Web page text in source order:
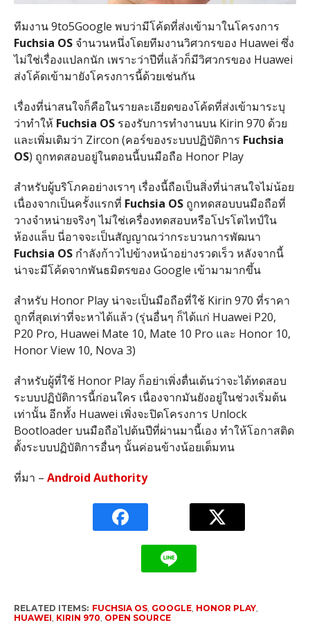
ทีมงาน 9to5Google พบว่ามีโค้ดที่ส่งเข้ามาในโครงการ
Fuchsia OSจำนวนหนึ่งโดยทีมงานวิศวกรของ Huawei ซึ่ง
ไม่ใช่เรื่องแปลกนัก เพราะว่าปีที่แล้วก็มีวิศวกรของ Huawei
ส่งโค้ดเข้ามายังโครงการนี้ด้วยเช่นกัน
เรื่องที่น่าสนใจก็คือในรายละเอียดของโค้ดที่ส่งเข้ามาระบุ
ว่าทำให้ Fuchsia OSรองรับการทำงานบน Kirin 970 ด้วย
และเพิ่มเติมว่า Zircon (คอร์ของระบบปฏิบัติการ Fuchsia
OS) ถูกทดสอบอยู่ในตอนนี้บนมือถือ Honor Play
สำหรับผู้บริโภคอย่างเราๆ เรื่องนี้ถือเป็นสิ่งที่น่าสนใจไม่น้อย
เนื่องจากเป็นครั้งแรกที่ Fuchsia OSถูกทดสอบบนมือถือที่
วางจำหน่ายจริงๆ ไม่ใช่เครื่องทดสอบหรือโปรโตไทป์ใน
ห้องแล็บ นี่อาจจะเป็นสัญญาณว่ากระบวนการพัฒนา
Fuchsia OSกำลังก้าวไปข้างหน้าอย่างรวดเร็ว หลังจากนี้
น่าจะมีโค้ดจากพันธมิตรของ Google เข้ามามากขึ้น
สำหรับ Honor Play น่าจะเป็นมือถือที่ใช้ Kirin 970 ที่ราคา
ถูกที่สุดเท่าที่จะหาได้แล้ว (รุ่นอื่นๆ ก็ได้แก่ Huawei P20,
P20 Pro, Huawei Mate 10, Mate 10 Pro และ Honor 10,
Honor View 10, Nova 3)
สำหรับผู้ที่ใช้ Honor Play ก็อย่าเพิ่งตื่นเต้นว่าจะได้ทดสอบ
ระบบปฏิบัติการนี้ก่อนใคร เนื่องจากมันยังอยู่ในช่วงเริ่มต้น
เท่านั้น อีกทั้ง Huawei เพิ่งจะปิดโครงการ Unlock
Bootloader บนมือถือไปต้นปีที่ผ่านมานี้เอง ทำให้โอกาสติด
ตั้งระบบปฏิบัติการอื่นๆ นั้นค่อนข้างน้อยเต็มทน
ที่มา – Android Authority
RELATED ITEMS: FUCHSIA OS, GOOGLE, HONOR PLAY,
HUAWEI, KIRIN 970, OPEN SOURCE